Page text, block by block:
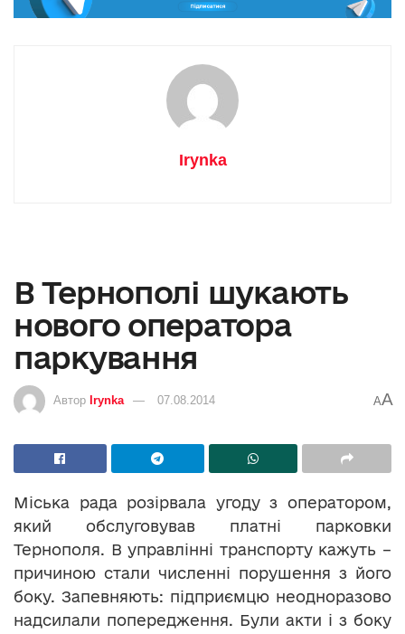
Irynka
В Тернополі шукають
нового оператора
паркування
Автор Irynka 07.08.2014 AA
Міська рада розірвала угоду з оператором,
який обслуговував платні парковки
Тернополя. В управлінні транспорту кажуть –
причиною стали численні порушення з його
боку. Запевняють: підприємцю неодноразово
надсилали попередження. Були акти і з боку